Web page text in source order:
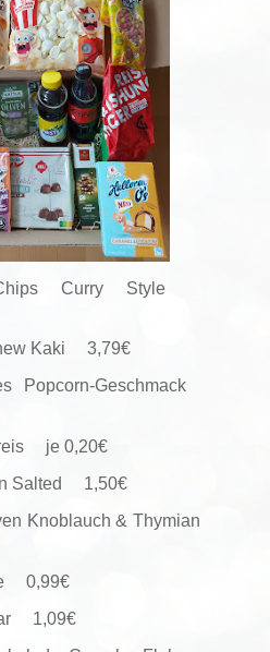
Chips Curry Style
Kaki 3,79€
Popcorn-Geschmack
je 0,20€
Salted 1,50€
Knoblauch & Thymian
0,99€
1,09€